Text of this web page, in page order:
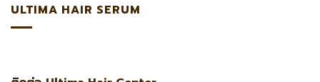
ULTIMA HAIR SERUM